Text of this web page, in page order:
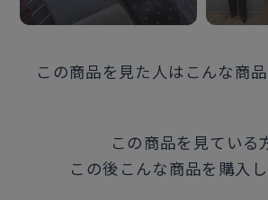
この商品を見た人はこんな商
この商品を見ている
この後こんな商品を購入